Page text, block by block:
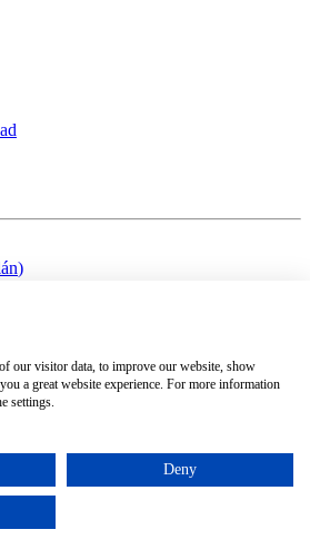
)
our visitor data, to improve our website, show
a great website experience. For more information
settings.
Deny